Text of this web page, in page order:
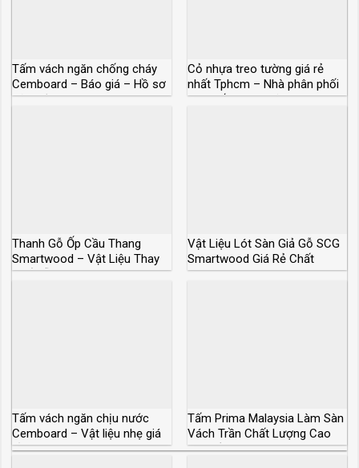
Tấm vách ngăn chống cháy
Cemboard – Báo giá – Hồ sơ
kỹ thuật
Cỏ nhựa treo tường giá rẻ
nhất Tphcm – Nhà phân phối
trực tiếp chính hãng
Thanh Gỗ Ốp Cầu Thang
Smartwood – Vật Liệu Thay
Thế Gỗ Tự Nhiên
Vật Liệu Lót Sàn Giả Gỗ SCG
Smartwood Giá Rẻ Chất
Lượng Cao
Tấm vách ngăn chịu nước
Cemboard – Vật liệu nhẹ giá
rẻ #1
Tấm Prima Malaysia Làm Sàn
Vách Trần Chất Lượng Cao
Siêu Bền